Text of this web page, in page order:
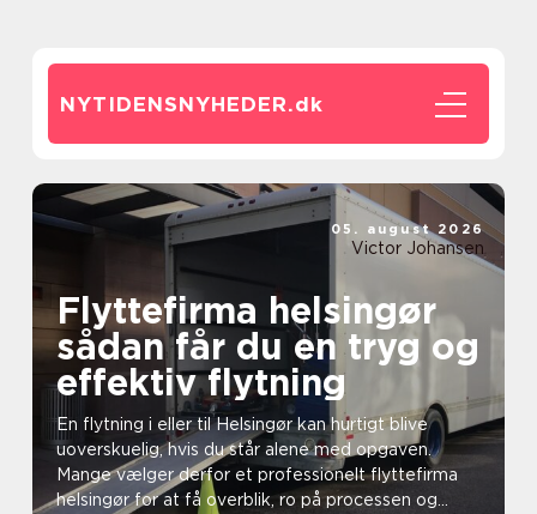
NYTIDENSNYHEDER.dk
Flyttefirma helsingør
sådan får du en tryg og
effektiv flytning
En flytning i eller til Helsingør kan hurtigt blive
uoverskuelig, hvis du står alene med opgaven.
Mange vælger derfor et professionelt flyttefirma
helsingør for at få overblik, ro på processen og
05. august 2026
Victor Johansen